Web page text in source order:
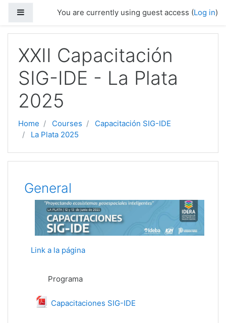
Side panelYou are currently using guest access (Log in)
XXII Capacitación
SIG-IDE - La Plata
2025
Home Courses
Capacitación SIG-IDE
La Plata 2025
Topic outline
General
Link a la página
Programa
Capacitaciones SIG-IDE
File